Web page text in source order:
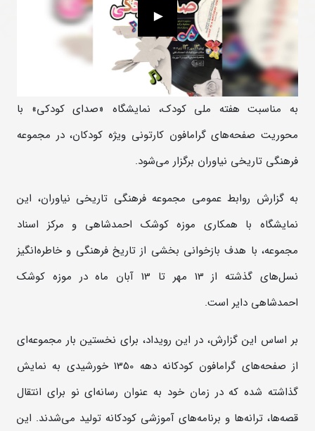
به مناسبت هفته ملی کودک، نمایشگاه «صدای کودکی» با
محوریت صفحه‌های گرامافون کارتونی ویژه کودکان، در مجموعه
فرهنگی تاریخی نیاوران برگزار می‌شود.
به گزارش روابط‌ عمومی مجموعه فرهنگی تاریخی نیاوران، این
نمایشگاه با همکاری موزه کوشک احمدشاهی و مرکز اسناد
مجموعه، با هدف بازخوانی بخشی از تاریخ فرهنگی و خاطره‌انگیز
نسل‌های گذشته از 13 مهر تا 13 آبان ماه در موزه کوشک
احمدشاهی دایر است.
بر اساس این گزارش، در این رویداد، برای نخستین بار مجموعه‌ای
از صفحه‌های گرامافون کودکانه دهه 1350 خورشیدی به نمایش
گذاشته شده که در زمان خود به عنوان رسانه‌ای نو برای انتقال
قصه‌ها، ترانه‌ها و برنامه‌های آموزشی کودکانه تولید می‌شدند. این